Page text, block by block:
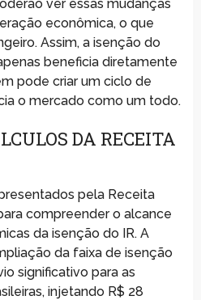
ver essas mudanças
econômica, o que
Assim, a isenção do
beneficia diretamente
pode criar um ciclo de
o mercado como um todo.
DA RECEITA
pela Receita
compreender o alcance
da isenção do IR. A
da faixa de isenção
significativo para as
injetando R$ 28